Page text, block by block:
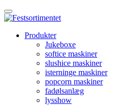
Produkter
Jukeboxe
softice maskiner
slushice maskiner
isterninge maskiner
popcorn maskiner
fadølsanlæg
lysshow